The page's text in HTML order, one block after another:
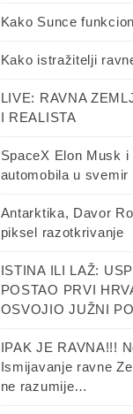
Kako Sunce
Kako istražitelji
LIVE: RAVNA
I REALISTA
SpaceX Elon Musk
automobila u svemir
Antarktika, Davor
piksel razotkrivanje
ISTINA ILI LAŽ:
POSTAO PRVI
OSVOJIO JUŽNI
IPAK JE RAVNA!!!
Ismijavanje ravne
ne razumije…